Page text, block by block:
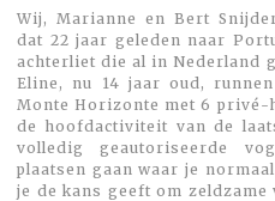
Wij, Marianne en Bert
dat 22 jaar geleden naar
achterliet die al in Nederland
Eline, nu 14 jaar oud,
Monte Horizonte met 6 privé-
de hoofdactiviteit van de
volledig geautoriseerde
plaatsen gaan waar je
je de kans geeft om